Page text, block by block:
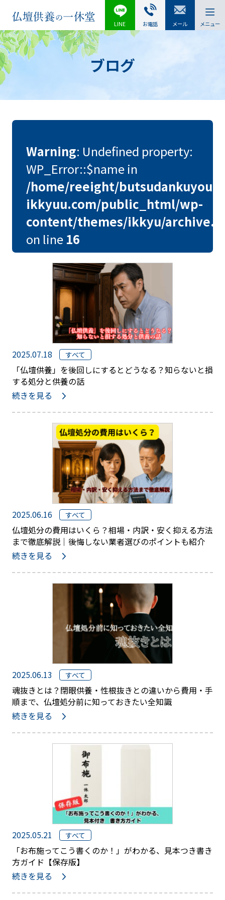
LINE お電話 メール メニュー
ブログ
Warning: Undefined property:
WP_Error::$name in
/home/reeight/butsudankuyou-
ikkyuu.com/public_html/wp-
content/themes/ikkyu/
on line 16
2025.07.18 すべて
「仏壇供養」を後回しにするとどうなる？知らないと損
する処分と供養の話
続きを見る
2025.06.16 すべて
仏壇処分の費用はいくら？相場・内訳・安く抑える方法
まで徹底解説｜後悔しない業者選びのポイントも紹介
続きを見る
2025.06.13 すべて
魂抜きとは？閉眼供養・性根抜きとの違いから費用・手
順まで、仏壇処分前に知っておきたい全知識
続きを見る
2025.05.21 すべて
「お布施ってこう書くのか！」がわかる、見本つき書き
方ガイド【保存版】
続きを見る